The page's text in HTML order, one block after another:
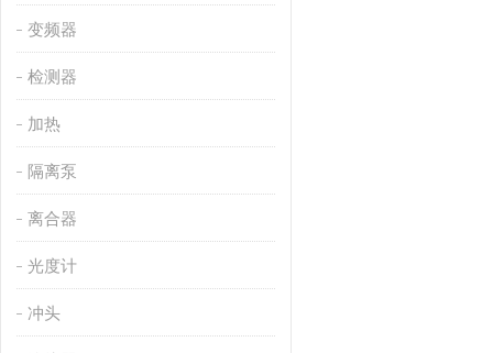
变频器
检测器
加热
隔离泵
离合器
光度计
冲头